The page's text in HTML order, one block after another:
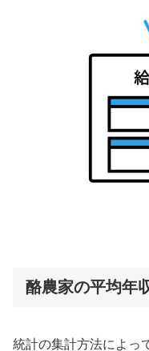
酪農家の平均年
統計の集計方法によっ